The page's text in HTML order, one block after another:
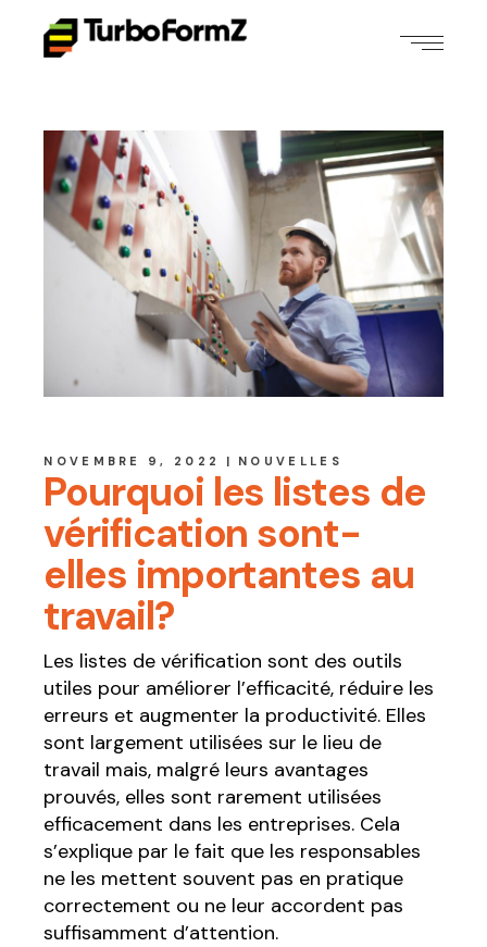
NOVEMBRE 9, 2022 NOUVELLES
Pourquoi les listes de
vérification sont-
elles importantes au
travail?
Les listes de vérification sont des outils
utiles pour améliorer l’efficacité, réduire les
erreurs et augmenter la productivité. Elles
sont largement utilisées sur le lieu de
travail mais, malgré leurs avantages
prouvés, elles sont rarement utilisées
efficacement dans les entreprises. Cela
s’explique par le fait que les responsables
ne les mettent souvent pas en pratique
correctement ou ne leur accordent pas
suffisamment d’attention.